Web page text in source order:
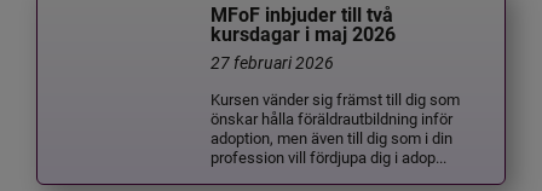
MFoF inbjuder till två
kursdagar i maj 2026
27 februari 2026
Kursen vänder sig främst till dig som
önskar hålla föräldrautbildning inför
adoption, men även till dig som i din
profession vill fördjupa dig i adop...